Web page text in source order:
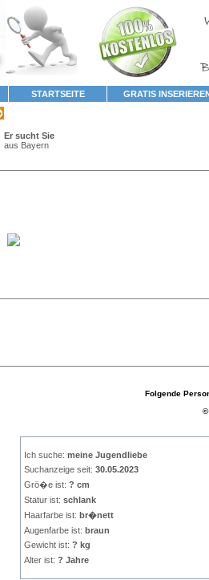
STARTSEITE GRATIS
Er sucht Sie
aus Bayern
Folgende
©
Ich suche: meine Jugendliebe
Suchanzeige seit: 30.05.2023
Grö�e ist: ? cm
Statur ist: schlank
Haarfarbe ist: br�nett
Augenfarbe ist: braun
Gewicht ist: ? kg
Alter ist: ? Jahre